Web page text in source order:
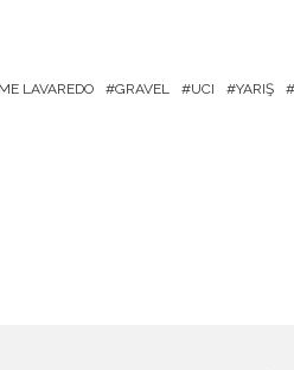
LAVAREDO GRAVEL UCI YARIŞ